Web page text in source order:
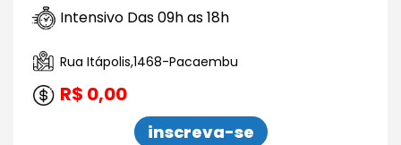
Intensivo Das 09h as 18h
Rua Itápolis,1468-Pacaembu
R$ 0,00
inscreva-se